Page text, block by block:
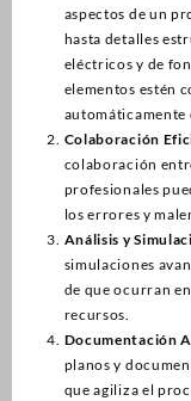
aspectos de un
hasta detalles
eléctricos y de
elementos estén
automáticamente
Colaboración
colaboración
profesionales
los errores y
Análisis y
simulaciones
de que ocurran
recursos.
Documentación
planos y
que agiliza el